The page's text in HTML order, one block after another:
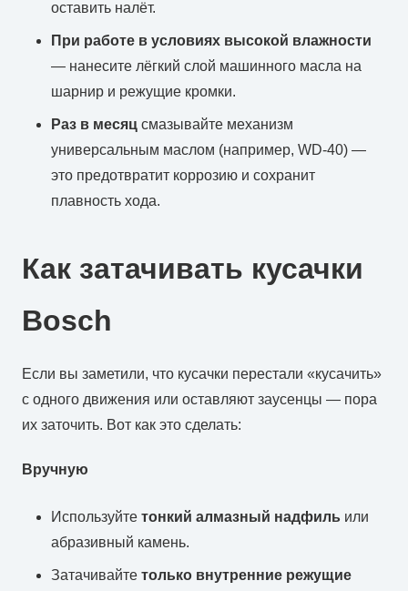
оставить налёт.
При работе в условиях высокой влажности
— нанесите лёгкий слой машинного масла на
шарнир и режущие кромки.
Раз в месяц смазывайте механизм
универсальным маслом (например, WD-40) —
это предотвратит коррозию и сохранит
плавность хода.
Как затачивать кусачки
Bosch
Если вы заметили, что кусачки перестали «кусачить»
с одного движения или оставляют заусенцы — пора
их заточить. Вот как это сделать:
Вручную
Используйте тонкий алмазный надфиль или
абразивный камень.
Затачивайте только внутренние режущие